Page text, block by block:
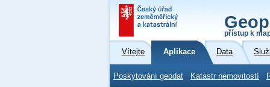
přístup k
Vítejte Aplikace Data
Poskytování geodat Katastr nemovitostí